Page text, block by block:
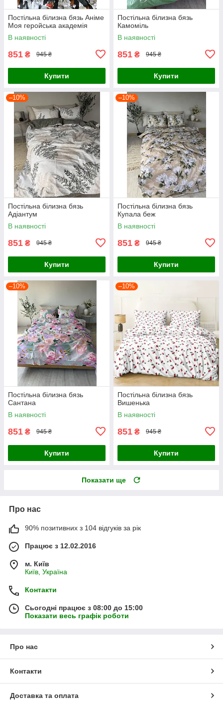
Постільна білизна бязь Аніме
Моя геройська академія
В наявності
851 ₴ 945 ₴
Купити
Постільна білизна бязь
Камоміль
В наявності
851 ₴ 945 ₴
Купити
–10%
Постільна білизна бязь
Адіантум
В наявності
851 ₴ 945 ₴
Купити
–10%
Постільна білизна бязь
Купала беж
В наявності
851 ₴ 945 ₴
Купити
–10%
Постільна білизна бязь
Сантана
В наявності
851 ₴ 945 ₴
Купити
–10%
Постільна білизна бязь
Вишенька
В наявності
851 ₴ 945 ₴
Купити
Показати ще
Про нас
90% позитивних з 104 відгуків за рік
Працює з 12.02.2016
м. Київ
Київ, Україна
Контакти
Сьогодні працює з 08:00 до 15:00
Показати весь графік роботи
Про нас
Контакти
Доставка та оплата